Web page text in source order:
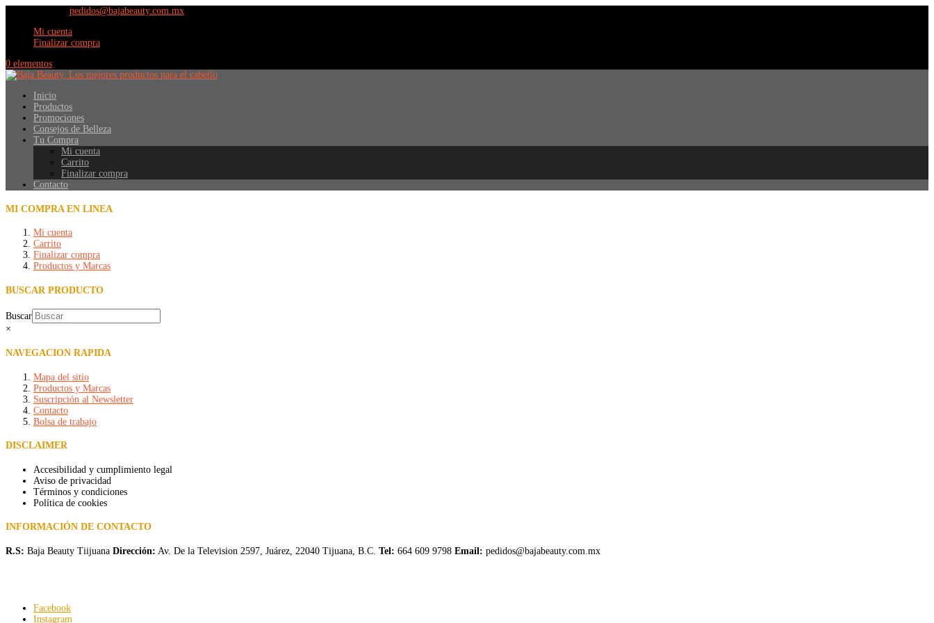
pedidos@bajabeauty.com.mx
Mi cuenta
Finalizar compra
0 elementos
Inicio
Productos
Promociones
Consejos de Belleza
Tu Compra
Mi cuenta
Carrito
Finalizar compra
Contacto
MI COMPRA EN LINEA
Mi cuenta
Carrito
Finalizar compra
Productos y Marcas
BUSCAR PRODUCTO
Buscar
×
NAVEGACION RAPIDA
Mapa del sitio
Productos y Marcas
Suscripción al Newsletter
Contacto
Bolsa de trabajo
DISCLAIMER
Accesibilidad y cumplimiento legal
Aviso de privacidad
Términos y condiciones
Política de cookies
INFORMACIÓN DE CONTACTO
R.S: Baja Beauty Tiijuana Dirección: Av. De la Television 2597, Juárez, 22040 Tijuana, B.C. Tel: 664 609 9798 Email: pedidos@bajabeauty.com.mx
Facebook
Instagram